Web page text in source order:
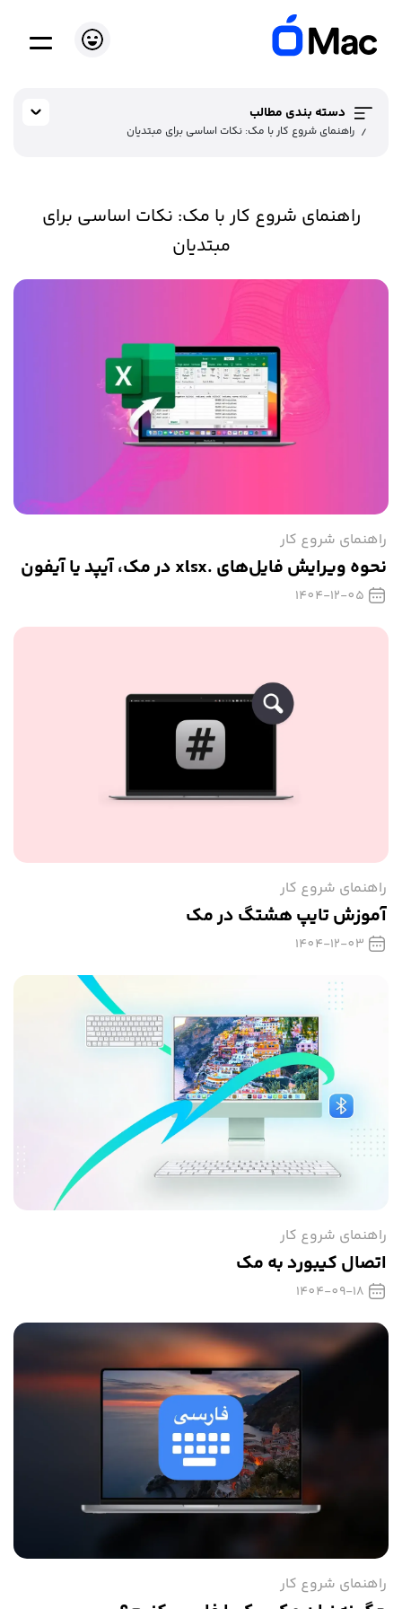
دسته بندی مطالب
راهنمای شروع کار با مک: نکات اساسی برای مبتدیان
راهنمای شروع کار با مک: نکات اساسی برای
مبتدیان
راهنمای شروع کار
نحوه ویرایش فایل‌های .xlsx در مک، آیپد یا آیفون
1404-12-05
راهنمای شروع کار
آموزش تایپ هشتگ در مک
1404-12-03
راهنمای شروع کار
اتصال کیبورد به مک
1404-09-18
راهنمای شروع کار